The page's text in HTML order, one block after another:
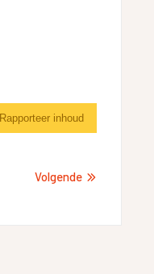
Rapporteer inhoud
Volgende